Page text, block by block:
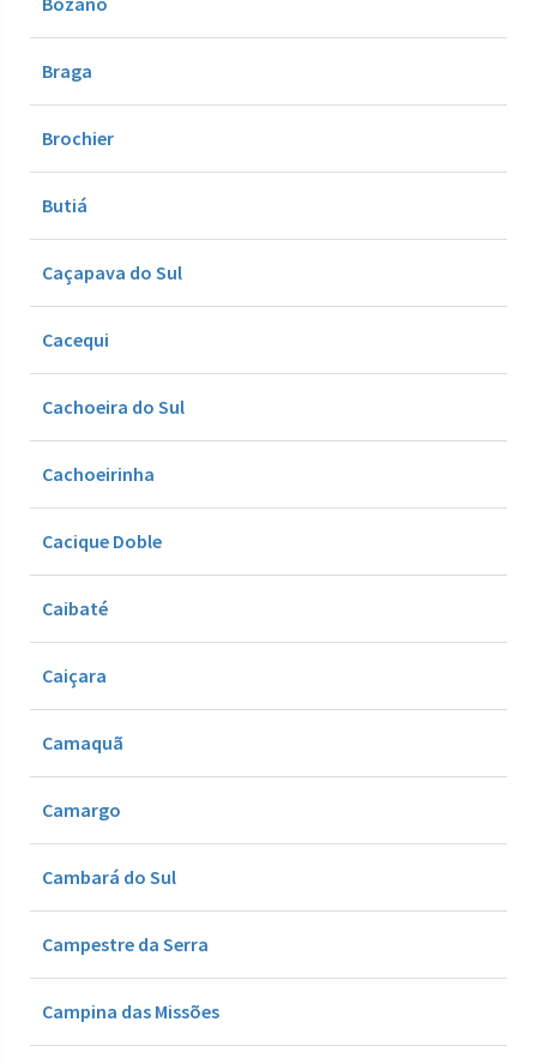
Braga
Brochier
Butiá
Caçapava do Sul
Cacequi
Cachoeira do Sul
Cachoeirinha
Cacique Doble
Caibaté
Caiçara
Camaquã
Camargo
Cambará do Sul
Campestre da Serra
Campina das Missões